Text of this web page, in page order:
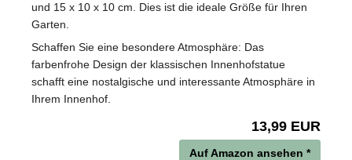
und 15 x 10 x 10 cm. Dies ist die ideale Größe für Ihren
Garten.
Schaffen Sie eine besondere Atmosphäre: Das
farbenfrohe Design der klassischen Innenhofstatue
schafft eine nostalgische und interessante Atmosphäre in
Ihrem Innenhof.
13,99 EUR
Auf Amazon ansehen *